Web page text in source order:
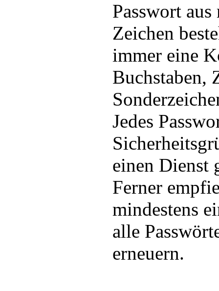
Passwort
Zeichen
immer eine
Buchstaben,
Jedes
einen Dienst
Ferner
mindestens
alle
erneuern.